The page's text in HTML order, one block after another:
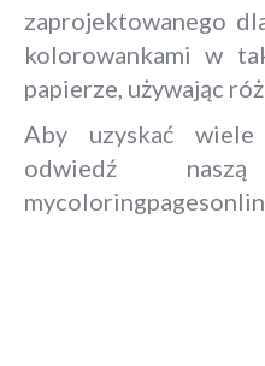
zaprojektowanego
kolorowankami w
papierze, używając
Aby uzyskać wiele
odwiedź